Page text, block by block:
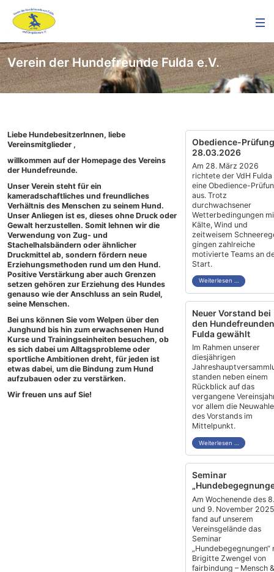
Verein der Hundefreunde Fulda e.V.
Liebe HundebesitzerInnen, liebe
Vereinsmitglieder ,
willkommen auf der Homepage des Vereins
der Hundefreunde.
Unser Verein steht für ein
kameradschaftliches und freundliches
Verhältnis des Menschen zu seinem Hund.
Unser Anliegen ist es, dieses ohne Druck oder
Gewalt herzustellen. Somit lehnen wir die
Verwendung von Zug- und
Stachelhalsbändern oder ähnlicher
Druckmittel ab, sondern fördern neue
Erziehungsmethoden rund um den Hund.
Positive Verstärkung aber auch Grenzen
setzen gehören zur Erziehung des Hundes
genauso wie der Anschluss an sein Rudel,
seine Menschen.
Bei uns können Sie vom Welpen über den
Junghund bis hin zum erwachsenen Hund
Kurse und Trainingseinheiten besuchen, ob
es sich dabei um Alltagsprobleme oder
sportliche Ambitionen dreht, für jeden ist
etwas dabei, um die Bindung zum Hund
aufzubauen oder zu verstärken.
Wir freuen uns auf Sie!
Obedience-Prüfung
28.03.2026
Am 28. März 2026
richtete der VdH Fulda
eine Obedience-
aus. Trotz
durchwachsener
Wetterbedingungen
Kälte, Wind und
zeitweisem
gingen zahlreiche
motivierte Teams an
Start.
Weiterlesen …
Neuer Vorstand bei
den Hundefreunden
Fulda gewählt
Im Rahmen unserer
diesjährigen
standen neben einem
Rückblick auf das
vergangene
vor allem die
des Vorstands im
Mittelpunkt.
Weiterlesen …
Seminar
Am Wochenende des 8.
und 9. November 2025
fand auf unserem
Vereinsgelände das
Seminar
„Hundebegegnungen“
Brigitte Zwengel von
fairbindung – Mensch &